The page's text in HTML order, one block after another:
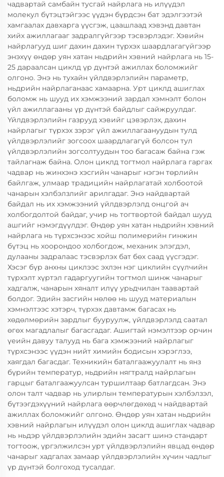
чадвартай самбайн тусгай найрлага нь илүүдэл
молекул бүтэцтэйгээс үүдэн бүрдсэн бат эдэлгээтэй
хамгаалах давхарга үүсгэж, цаашлаад хэвэнд давтан
хийх ажиллагааг задралгүйгээр тэсвэрлэдэг. Хэвийн
найрлагууд шиг дахин дахин түрхэх шаардлагагүйгээр
энэхүү өндөр уян хатан ньдрийн хэвний найрлага нь 15-
25 дараалсан циклд үр дүнтэй ажиллах боломжийг
олгоно. Энэ нь тухайн үйлдвэрлэлийн параметр,
ньдрийн найрлаганаас хамаарна. Урт циклд ашиглах
боломж нь шууд их хэмжээний зардал хэмнэлт болон
үйл ажиллагааны үр дүнтэй байдлыг сайжруулдаг.
Үйлдвэрлэлийн газрууд хэвийг цэвэрлэх, дахин
найрлагыг түрхэх зэрэг үйл ажиллагаануудын тулд
үйлдвэрлэлийг зогсоох шаардлагагүй болсон тул
үйлдвэрлэлийн зогсолтуудын тоо багасаж байна гэж
тайлагнаж байна. Олон циклд тогтмол найрлага гаргах
чадвар нь жинхэнэ хэсгийн чанарыг нэгэн төрлийн
байлгаж, улмаар традицийн найрлагатай холбоотой
чанарын хэлбэлзлийг арилгадаг. Энэ найдвартай
байдал нь их хэмжээний үйлдвэрлэлд онцгой ач
холбогдолтой байдаг, учир нь тогтвортой байдал шууд
ашгийг нэмэгдүүлдэг. Өндөр уян хатан ньдрийн хэвний
найрлага нь түрхсэнээс хойш полимерийн гинжин
бүтэц нь хоорондоо холбогдож, механик элэгдэл,
дулааны задралаас тэсвэрлэх бат бөх саад үүсгэдэг.
Хэсэг бүр анхны циклээс эхлэн нэг циклийн сүүлчийн
түрхэлт хүртэл гадаргуугийн тогтмол шинж чанарыг
хадгалж, чанарын хяналт илүү урьдчилан таавартай
болдог. Эдийн засгийн нөлөө нь шууд материалын
хэмнэлтээс хэтэрч, түрхэх давтамж багасах нь
хөдөлмөрийн зардлыг бууруулж, үйлдвэрлэлд саатал
өгөх магадлалыг багасгадаг. Ашигтай нэмэлтээр орчин
үеийн давуу талууд нь бага хэмжээний найрлагыг
түрхсэнээс үүдэн нийт химийн бодисын хэрэглээ,
хаягдал багасдаг. Техникийн баталгаажуулалт нь янз
бүрийн температур, ньдрийн нягтралд найрлагын
гарцыг баталгаажуулсан туршилтаар батлагдсан. Энэ
олон талт чадвар нь улирлын температурын хэлбэлзэл,
бүтээгдэхүүний найрлага өөрчлөгдөхөд ч найдвартай
ажиллах боломжийг олгоно. Өндөр уян хатан ньдрийн
хэвний найрлагын илүүдэл олон циклд ашиглах чадвар
нь ньдэр үйлдвэрлэлийн эдийн засагт шинэ стандарт
тогтоож, үргэлжилсэн урт үйлдвэрлэлийн явцад өндөр
чанарыг хадгалах замаар үйлдвэрлэлийн хүчин чадлыг
үр дүнтэй болгоход тусалдаг.